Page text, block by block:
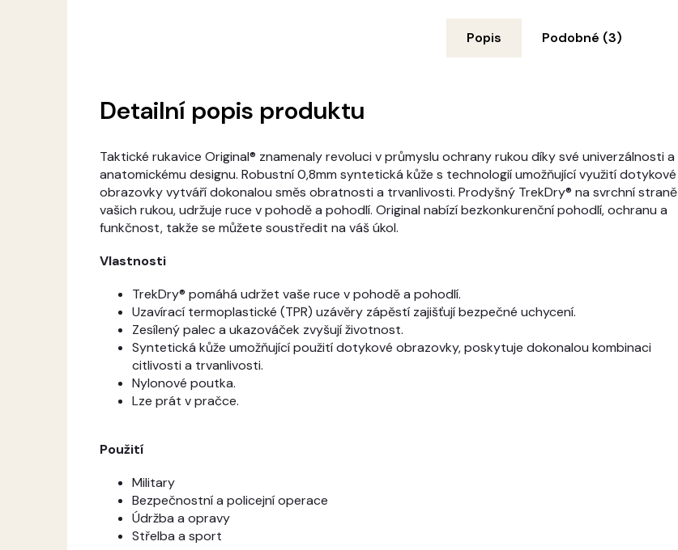
Popis Podobné (3)
Detailní popis produktu
Taktické rukavice Original® znamenaly revoluci v průmyslu ochrany rukou díky své univerzálnosti a
anatomickému designu. Robustní 0,8mm syntetická kůže s technologií umožňující využití dotykové
obrazovky vytváří dokonalou směs obratnosti a trvanlivosti. Prodyšný TrekDry® na svrchní straně
vašich rukou, udržuje ruce v pohodě a pohodlí. Original nabízí bezkonkurenční pohodlí, ochranu a
funkčnost, takže se můžete soustředit na váš úkol.
Vlastnosti
TrekDry® pomáhá udržet vaše ruce v pohodě a pohodlí.
Uzavírací termoplastické (TPR) uzávěry zápěstí zajišťují bezpečné uchycení.
Zesílený palec a ukazováček zvyšují životnost.
Syntetická kůže umožňující použití dotykové obrazovky, poskytuje dokonalou kombinaci
citlivosti a trvanlivosti.
Nylonové poutka.
Lze prát v pračce.
Použití
Military
Bezpečnostní a policejní operace
Údržba a opravy
Střelba a sport